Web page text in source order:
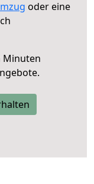
oder eine
Minuten